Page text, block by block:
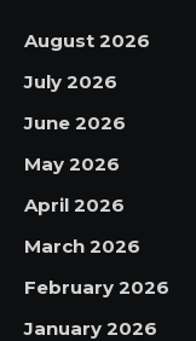
August 2026
July 2026
June 2026
May 2026
April 2026
March 2026
February 2026
January 2026